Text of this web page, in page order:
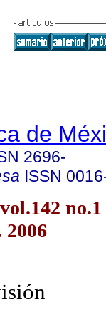
de
2696-
ISSN
2006